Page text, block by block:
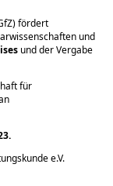
fördert
und
und der Vergabe
für
e.V.